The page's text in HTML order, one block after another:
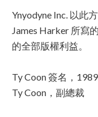
Ynyodyne Inc. 以此
James Harker 所寫
的全部版權利益。
Ty Coon 簽名，
Ty Coon，副總裁